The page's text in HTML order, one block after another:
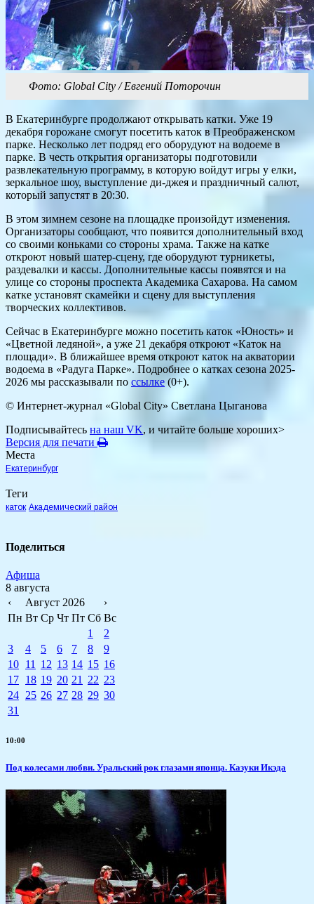
Фото: Global City / Евгений Поторочин
В Екатеринбурге продолжают открывать катки. Уже 19
декабря горожане смогут посетить каток в Преображенском
парке. Несколько лет подряд его оборудуют на водоеме в
парке. В честь открытия организаторы подготовили
развлекательную программу, в которую войдут игры у елки,
зеркальное шоу, выступление ди-джея и праздничный салют,
который запустят в 20:30.
В этом зимнем сезоне на площадке произойдут изменения.
Организаторы сообщают, что появится дополнительный вход
со своими коньками со стороны храма. Также на катке
откроют новый шатер-сцену, где оборудуют турникеты,
раздевалки и кассы. Дополнительные кассы появятся и на
улице со стороны проспекта Академика Сахарова. На самом
катке установят скамейки и сцену для выступления
творческих коллективов.
Сейчас в Екатеринбурге можно посетить каток «Юность» и
«Цветной ледяной», а уже 21 декабря откроют «Каток на
площади». В ближайшее время откроют каток на акватории
водоема в «Радуга Парке». Подробнее о катках сезона 2025-
2026 мы рассказывали по ссылке (0+).
© Интернет-журнал «Global City» Светлана Цыганова
Подписывайтесь на наш VK, и читайте больше хороших>
Версия для печати
Места
Екатеринбург
Теги
каток Академический район
Поделиться
Афиша
8 августа
‹
Август 2026
›
Пн Вт Ср Чт Пт Сб Вс
1
2
3
4 5 6 7 8
9
10 11 12 13 14 15 16
17 18 19 20 21 22 23
24 25 26 27 28 29 30
31
10:00
Под колесами любви. Уральский рок глазами японца. Казуки Икэда